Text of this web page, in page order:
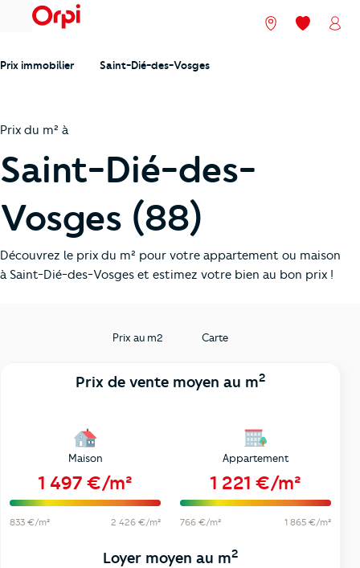
menu Nos agences
Mes
Prix immobilier Saint-Dié-des-Vosges
Prix du m² à
Saint-Dié-des-
Vosges (88)
Découvrez le prix du m² pour votre appartement ou maison
à Saint-Dié-des-Vosges et estimez votre bien au bon prix !
Prix au m2 Carte
Prix de vente moyen au m2
Maison
1 497 €/m²
833 €/m² 2 426 €/m²
Appartement
1 221 €/m²
766 €/m² 1 865 €/m²
Loyer moyen au m2